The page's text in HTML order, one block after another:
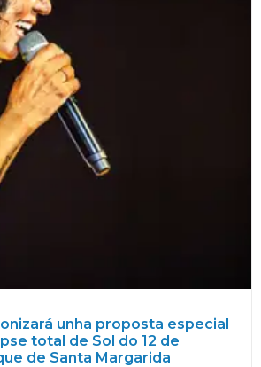
unha proposta especial
total de Sol do 12 de
de Santa Margarida